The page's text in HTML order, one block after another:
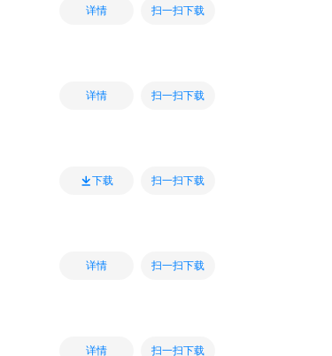
详情 扫一扫下载
详情 扫一扫下载
下载 扫一扫下载
详情 扫一扫下载
详情 扫一扫下载